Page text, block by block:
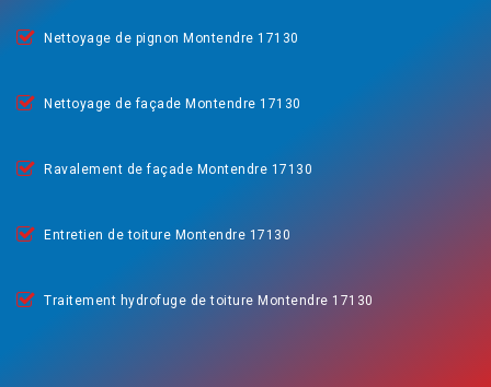
Nettoyage de pignon Montendre 17130
Nettoyage de façade Montendre 17130
Ravalement de façade Montendre 17130
Entretien de toiture Montendre 17130
Traitement hydrofuge de toiture Montendre 17130